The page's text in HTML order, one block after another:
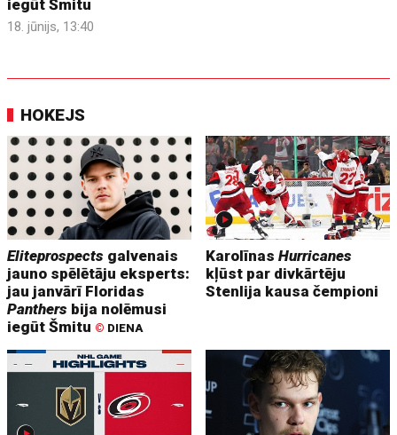
iegūt Šmitu
18. jūnijs, 13:40
HOKEJS
Eliteprospects galvenais
jauno spēlētāju eksperts:
jau janvārī Floridas
Panthers bija nolēmusi
iegūt Šmitu © DIENA
KarolīnasHurricanes
kļūst par divkārtēju
Stenlija kausa čempioni